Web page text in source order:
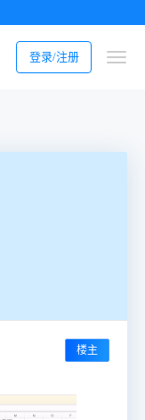
登录/注册
楼主